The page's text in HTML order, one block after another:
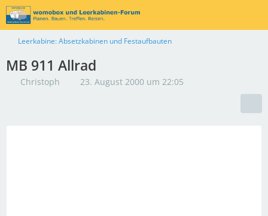
Leerkabine: Absetzkabinen und Festaufbauten
MB 911 Allrad
Christoph 23. August 2000 um 22:05